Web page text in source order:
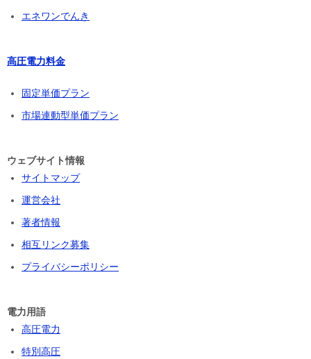
エネワンでんき
高圧電力料金
固定単価プラン
市場連動型単価プラン
ウェブサイト情報
サイトマップ
運営会社
著者情報
相互リンク募集
プライバシーポリシー
電力用語
高圧電力
特別高圧